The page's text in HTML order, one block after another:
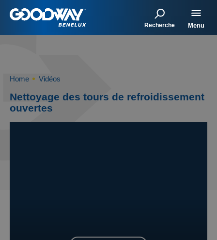
Recherche Menu
Home Vidéos
Nettoyage des tours de refroidissement
ouvertes